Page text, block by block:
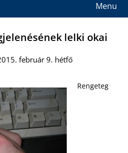
Menu
lelki okai
február 9. hétfő
Rengeteg